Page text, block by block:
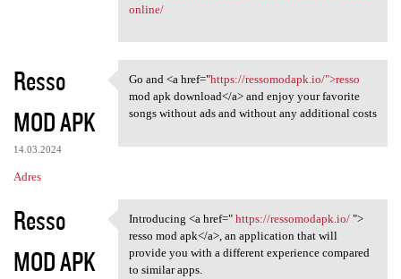
online/
Resso
MOD APK
14.03.2024
Adres
Go and <a href="https:/
Go and <a href="https://ressomodapk.io/">resso
mod apk download</a> and enjoy your favorite
songs without ads and without any additional costs
Resso
MOD APK
Introducing <a href=" https:/
Introducing <a href=" https://ressomodapk.io/">
resso mod apk</a>, an application that will
provide you with a different experience compared
to similar apps.